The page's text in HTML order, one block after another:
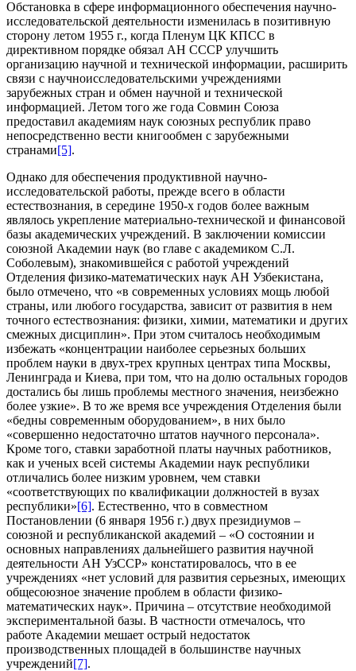
Обстановка в сфере информационного обеспечения научно-
исследовательской деятельности изменилась в позитивную
сторону летом 1955 г., когда Пленум ЦК КПСС в
директивном порядке обязал АН СССР улучшить
организацию научной и технической информации, расширить
связи с научноисследовательскими учреждениями
зарубежных стран и обмен научной и технической
информацией. Летом того же года Совмин Союза
предоставил академиям наук союзных республик право
непосредственно вести книгообмен с зарубежными
странами[5].
Однако для обеспечения продуктивной научно-
исследовательской работы, прежде всего в области
естествознания, в середине 1950-х годов более важным
являлось укрепление материально-технической и финансовой
базы академических учреждений. В заключении комиссии
союзной Академии наук (во главе с академиком С.Л.
Соболевым), знакомившейся с работой учреждений
Отделения физико-математических наук АН Узбекистана,
было отмечено, что «в современных условиях мощь любой
страны, или любого государства, зависит от развития в нем
точного естествознания: физики, химии, математики и других
смежных дисциплин». При этом считалось необходимым
избежать «концентрации наиболее серьезных больших
проблем науки в двух-трех крупных центрах типа Москвы,
Ленинграда и Киева, при том, что на долю остальных городов
достались бы лишь проблемы местного значения, неизбежно
более узкие». В то же время все учреждения Отделения были
«бедны современным оборудованием», в них было
«совершенно недостаточно штатов научного персонала».
Кроме того, ставки заработной платы научных работников,
как и ученых всей системы Академии наук республики
отличались более низким уровнем, чем ставки
«соответствующих по квалификации должностей в вузах
республики»[6]. Естественно, что в совместном
Постановлении (6 января 1956 г.) двух президиумов –
союзной и республиканской академий – «О состоянии и
основных направлениях дальнейшего развития научной
деятельности АН УзССР» констатировалось, что в ее
учреждениях «нет условий для развития серьезных, имеющих
общесоюзное значение проблем в области физико-
математических наук». Причина – отсутствие необходимой
экспериментальной базы. В частности отмечалось, что
работе Академии мешает острый недостаток
производственных площадей в большинстве научных
учреждений[7].